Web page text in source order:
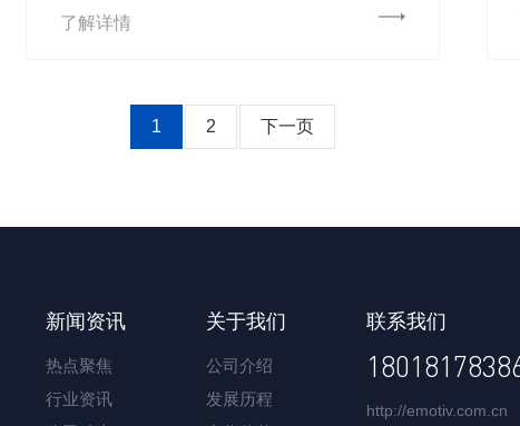
了解详情
1 2 下一页
新闻资讯
热点聚焦
行业资讯
关于我们
公司介绍
发展历程
联系我们
http://emotiv.com.cn